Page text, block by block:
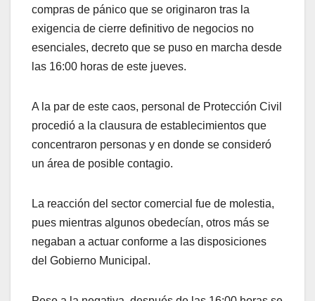
compras de pánico que se originaron tras la
exigencia de cierre definitivo de negocios no
esenciales, decreto que se puso en marcha desde
las 16:00 horas de este jueves.
A la par de este caos, personal de Protección Civil
procedió a la clausura de establecimientos que
concentraron personas y en donde se consideró
un área de posible contagio.
La reacción del sector comercial fue de molestia,
pues mientras algunos obedecían, otros más se
negaban a actuar conforme a las disposiciones
del Gobierno Municipal.